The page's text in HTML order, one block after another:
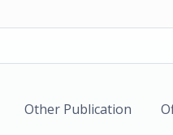
Other Publication